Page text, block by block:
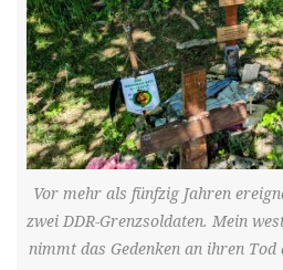
Vor mehr als fünfzig Jahren
zwei DDR-Grenzsoldaten. Mein
nimmt das Gedenken an ihren